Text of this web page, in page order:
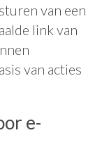
van een
link van
van acties
e-